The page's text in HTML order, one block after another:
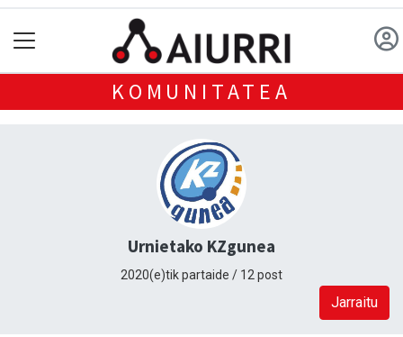
KOMUNITATEA
Urnietako KZgunea
2020(e)tik partaide / 12 post
Jarraitu